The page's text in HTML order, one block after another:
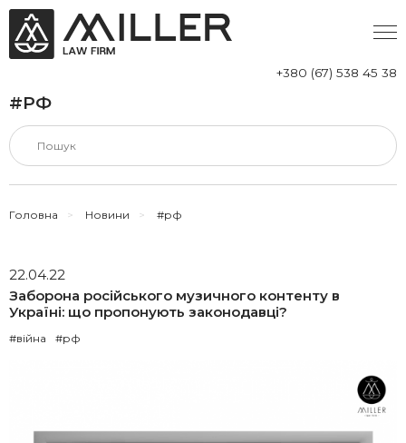
+380 (67) 538 45 38
#РФ
Головна > Новини > #рф
22.04.22
Заборона російського музичного контенту в
Україні: що пропонують законодавці?
#війна #рф